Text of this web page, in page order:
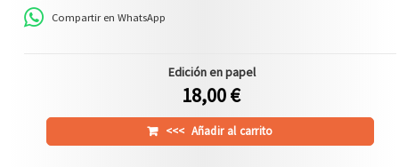
Compartir en WhatsApp
Edición en papel
18,00 €
<<< Añadir al carrito